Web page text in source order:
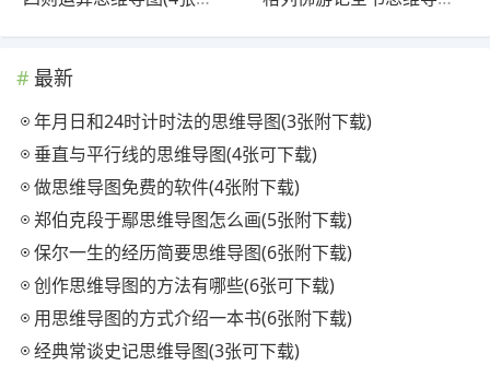
最新
年月日和24时计时法的思维导图(3张附下载)
垂直与平行线的思维导图(4张可下载)
做思维导图免费的软件(4张附下载)
郑伯克段于鄢思维导图怎么画(5张附下载)
保尔一生的经历简要思维导图(6张附下载)
创作思维导图的方法有哪些(6张可下载)
用思维导图的方式介绍一本书(6张附下载)
经典常谈史记思维导图(3张可下载)